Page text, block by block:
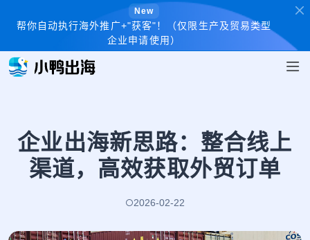
New
帮你自动执行海外推广+"获客"！（仅限生产及贸易类型
企业申请使用）
企业出海新思路：整合线上
渠道，高效获取外贸订单
2026-02-22